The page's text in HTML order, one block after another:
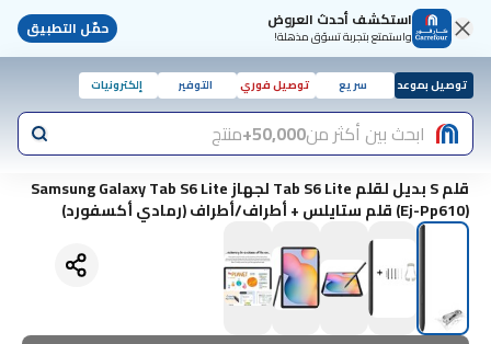
استكشف أحدث العروض
واستمتع بتجربة تسوّق مذهلة! حمّل التطبيق
توصيل بموعد سريع توصيل فوري التوفير إلكترونيات
ابحث بين أكثر من50,000+ منتج
قلم S بديل لقلم Tab S6 Lite لجهاز Samsung Galaxy Tab S6 Lite
(Ej-Pp610) قلم ستايلس + أطراف/أطراف (رمادي أكسفورد)